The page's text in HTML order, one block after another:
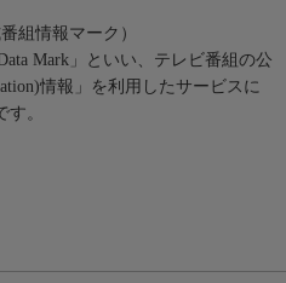
組情報マーク）
Mark」といい、テレビ番組の公
情報」を利用したサービスに
。